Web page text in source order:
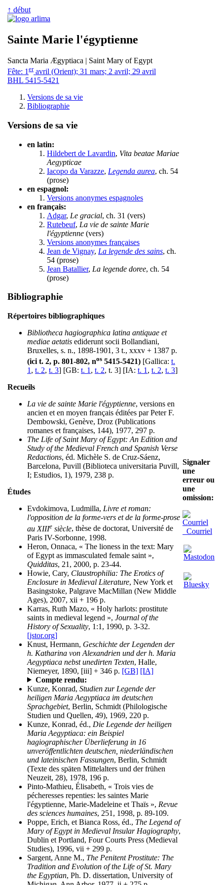
↑ début
Sainte Marie l'égyptienne
Sancta Maria Ægyptiaca | Saint Mary of Egypt
Fête: 1 eravril (Orient); 31 mars; 2 avril; 29 avril
BHL 5415-5421
Versions de sa vie
Bibliographie
Versions de sa vie
en latin:
Hildebert de Lavardin, Vita beatae Mariae
Aegypticae
Iacopo da Varazze, Legenda aurea, ch. 54
(prose)
en espagnol:
Versions anonymes espagnoles
en français:
Adgar, Le gracial, ch. 31 (vers)
Rutebeuf, La vie de sainte Marie
l'égyptienne (vers)
Versions anonymes françaises
Jean de Vignay, La legende des sains, ch.
54 (prose)
Jean Batallier, La legende doree, ch. 54
(prose)
Bibliographie
Répertoires bibliographiques
Bibliotheca hagiographica latina antiquae et
mediae aetatis ediderunt socii Bollandiani,
Bruxelles, s. n., 1898-1901, 3 t., xxxv + 1387 p.
(ici t. 2, p. 801-802, nos 5415-5421) [Gallica: t.
1 , t. 2, t. 3] [GB: t. 1 , t. 2, t. 3] [IA: t. 1 , t. 2, t. 3]
Recueils
La vie de sainte Marie l'égyptienne, versions en
ancien et en moyen français éditées par Peter F.
Dembowski, Genève, Droz (Publications
romanes et françaises, 144), 1977, 297 p.
The Life of Saint Mary of Egypt: An Edition and
Study of the Medieval French and Spanish Verse
Redactions, éd. Michèle S. de Cruz-Sáenz,
Barcelona, Puvill (Biblioteca universitaria Puvill,
I; Estudios, 1), 1979, 238 p.
Études
Evdokimova, Ludmilla, Livre et roman:
l'opposition de la forme-vers et de la forme-prose
au XIIIe siècle, thèse de doctorat, Université de
Paris IV-Sorbonne, 1998.
Heron, Onnaca, « The lioness in the text: Mary
of Egypt as immasculated female saint »,
Quidditas, 21, 2000, p. 23-44.
Howie, Cary, Claustrophilia: The Erotics of
Enclosure in Medieval Literature, New York et
Basingstoke, Palgrave MacMillan (New Middle
Ages), 2007, xii + 196 p.
Karras, Ruth Mazo, « Holy harlots: prostitute
saints in medieval legend », Journal of the
History of Sexuality, 1:1, 1990, p. 3-32.
[jstor.org]
Knust, Hermann, Geschichte der Legenden der
h. Katharina von Alexandrien und der h. Maria
Aegyptiaca nebst unedirten Texten, Halle,
Niemeyer, 1890, [iii] + 346 p. [GB] [IA]
Compte rendu:
Kunze, Konrad, Studien zur Legende der
heiligen Maria Aegyptiaca im deutschen
Sprachgebiet, Berlin, Schmidt (Philologische
Studien und Quellen, 49), 1969, 220 p.
Kunze, Konrad, éd., Die Legende der heiligen
Maria Aegyptiaca: ein Beispiel
hagiographischer Überlieferung in 16
unveröffentlichten deutschen, niederländischen
und lateinischen Fassungen, Berlin, Schmidt
(Texte des späten Mittelalters und der frühen
Neuzeit, 28), 1978, 196 p.
Pinto-Mathieu, Élisabeth, « Trois vies de
pécheresses repenties: les saintes Marie
l'égyptienne, Marie-Madeleine et Thaïs », Revue
des sciences humaines, 251, 1998, p. 89-109.
Poppe, Erich, et Bianca Ross, éd., The Legend of
Mary of Egypt in Medieval Insular Hagiography,
Dublin et Portland, Four Courts Press (Medieval
Studies), 1996, vii + 299 p.
Sargent, Anne M., The Penitent Prostitute: The
Tradition and Evolution of the Life of St. Mary
the Egyptian, Ph. D. dissertation, University of
Signaler
une
erreur ou
une
omission:
Courriel